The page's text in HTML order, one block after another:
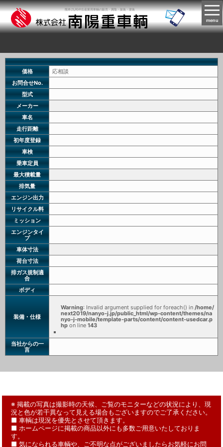
熊本(九州)中古産業用車輌の販売・買取・架装・塗装
menu
価格
応相談
お問合せNo.
型式
メーカー
車名
走行距離
初年度登録
車検
乗車定員
最大積載量
排気量
エンジン出力
リサイクル料
ミッション
エンジンタイ
プ
車体寸法
荷台寸法
排ガス規制適
合
ボディ
装備・仕様
Warning: Invalid argument supplied for foreach() in/home/
next2019/nanyo-j.jp/public_html/wp-content/themes/na
nyo-j-mobile/template-parts/content/content-usedcar.p
hp on line143
当社からの一
言
※ 掲載の写真は撮影時の天候、ご覧のモニターなどの状況により、現
況と色が若干異なって見える場合もございますのでご了承ください。
■ 車輌は現況を優先とさせて頂きます。
■ ホームページに掲載の商品以外にも多数ご用意いたしておりま
す。
■ 気になられる車輌や、ご不明な点がございましたらお気軽にお問